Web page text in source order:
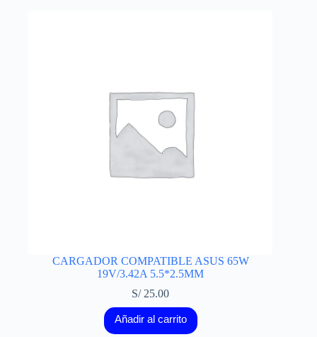
CARGADOR COMPATIBLE ASUS 65W
19V/3.42A 5.5*2.5MM
S/25.00
Añadir al carrito